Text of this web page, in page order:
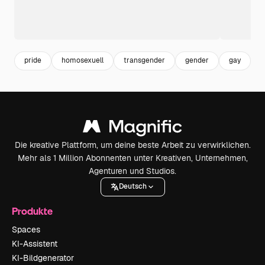
pride homosexuell transgender gender gay
Die kreative Plattform, um deine beste Arbeit zu verwirklichen.
Mehr als 1 Million Abonnenten unter Kreativen, Unternehmen,
Agenturen und Studios.
Deutsch
Produkte
Spaces
KI-Assistent
KI-Bildgenerator